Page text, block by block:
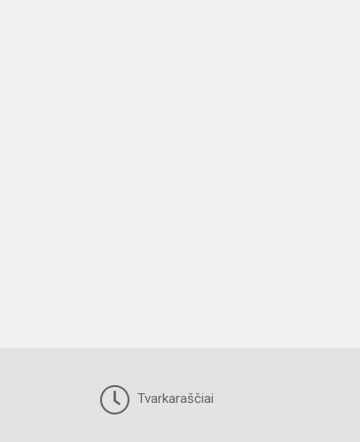
Tvarkaraščiai